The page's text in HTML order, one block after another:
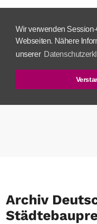
Wir verwenden
Webseiten. Nähere
unserer
Archiv